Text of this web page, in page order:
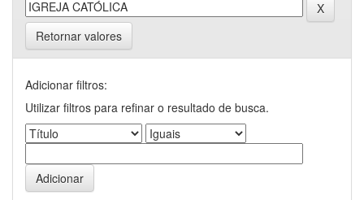
Retornar valores
Adicionar filtros:
Utilizar filtros para refinar o resultado de busca.